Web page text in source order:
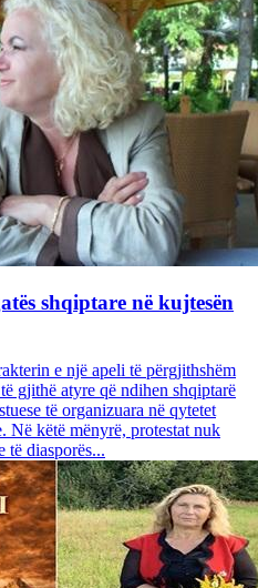
shqiptare në kujtesën
e një apeli të përgjithshëm
gjithë atyre që ndihen shqiptarë
të organizuara në qytetet
Në këtë mënyrë, protestat nuk
të diasporës...